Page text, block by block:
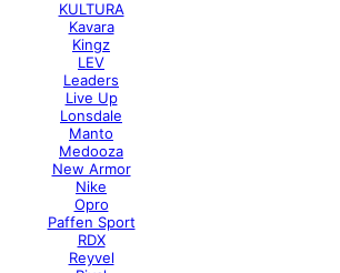
KULTURA
Kavara
Kingz
LEV
Leaders
Live Up
Lonsdale
Manto
Medooza
New Armor
Nike
Opro
Paffen Sport
RDX
Reyvel